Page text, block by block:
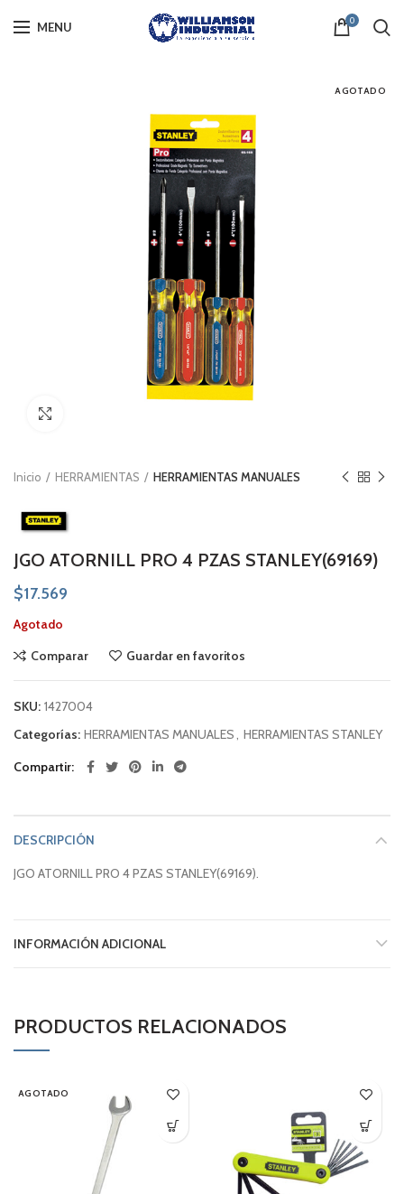
MENU 0
AGOTADO
Inicio HERRAMIENTAS HERRAMIENTAS MANUALES
JGO ATORNILL PRO 4 PZAS STANLEY(69169)
$17.569
Agotado
Comparar
Guardar en favoritos
SKU: 1427004
Categorías: HERRAMIENTAS MANUALES, HERRAMIENTAS STANLEY
Compartir
DESCRIPCIÓN
JGO ATORNILL PRO 4 PZAS STANLEY(69169).
INFORMACIÓN ADICIONAL
PRODUCTOS RELACIONADOS
AGOTADO